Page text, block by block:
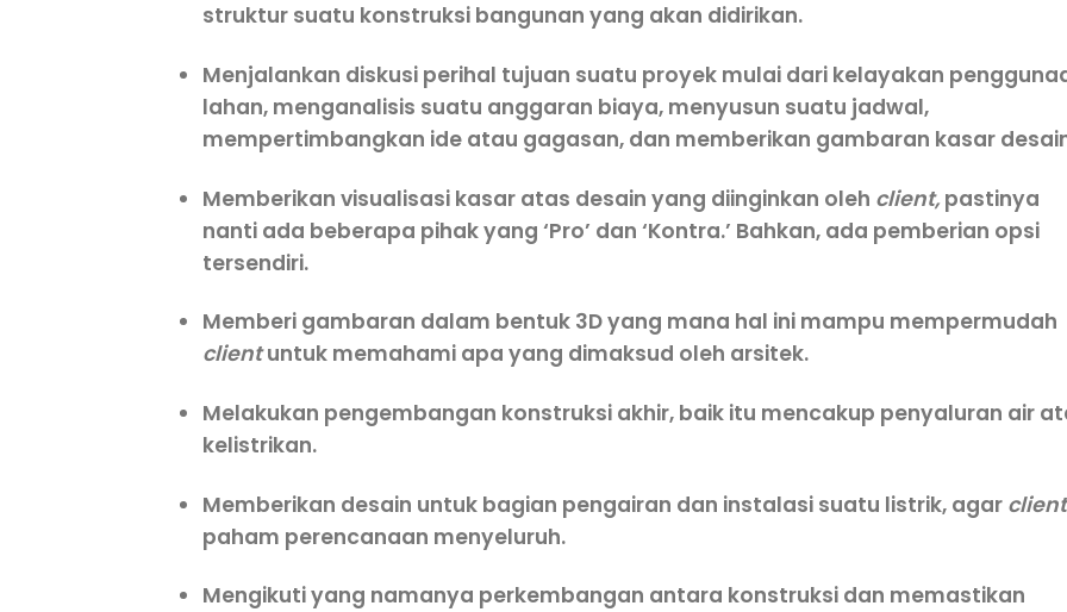
struktur suatu konstruksi bangunan yang akan didirikan.
Menjalankan diskusi perihal tujuan suatu proyek mulai dari kelayakan
lahan, menganalisis suatu anggaran biaya, menyusun suatu jadwal,
mempertimbangkan ide atau gagasan, dan memberikan gambaran kasar
Memberikan visualisasi kasar atas desain yang diinginkan oleh client,pastinya
nanti ada beberapa pihak yang ‘Pro’ dan ‘Kontra.’ Bahkan, ada pemberian opsi
tersendiri.
Memberi gambaran dalam bentuk 3D yang mana hal ini mampu mempermudah
clientuntuk memahami apa yang dimaksud oleh arsitek.
Melakukan pengembangan konstruksi akhir, baik itu mencakup penyaluran air
kelistrikan.
Memberikan desain untuk bagian pengairan dan instalasi suatu listrik, agar client
paham perencanaan menyeluruh.
Mengikuti yang namanya perkembangan antara konstruksi dan memastikan